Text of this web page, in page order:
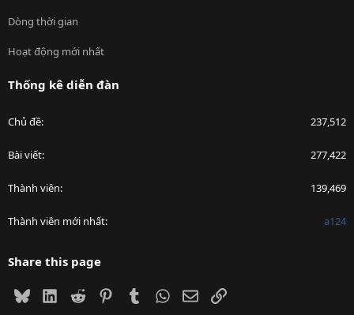
Dòng thời gian
Hoạt động mới nhất
Thống kê diễn đàn
Chủ đề 237,512
Bài viết 277,422
Thành viên 139,469
Thành viên mới nhất a124
Share this page
BlueskyLinkedIn
Reddit PinterestTumblrWhatsApp
EmailLink